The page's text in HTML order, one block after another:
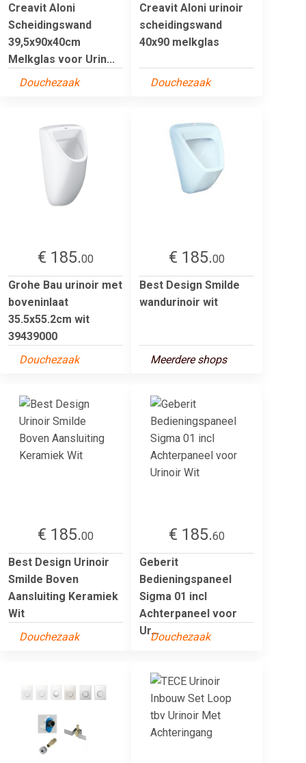
Creavit Aloni
Scheidingswand
39,5x90x40cm
Melkglas voor Urin...
Douchezaak
Creavit Aloni urinoir
scheidingswand
40x90 melkglas
Douchezaak
€ 185.00
Grohe Bau urinoir met
boveninlaat
35.5x55.2cm wit
39439000
Douchezaak
€ 185.00
Best Design Smilde
wandurinoir wit
Meerdere shops
€ 185.00
Best Design Urinoir
Smilde Boven
Aansluiting Keramiek
Wit
Douchezaak
€ 185.60
Geberit
Bedieningspaneel
Sigma 01 incl
Achterpaneel voor
Ur...Douchezaak